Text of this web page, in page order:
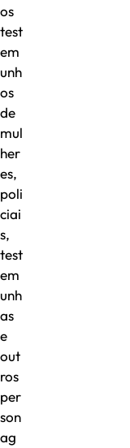
os
test
em
unh
os
de
mul
her
es,
poli
ciai
s,
test
em
unh
as
e
out
ros
per
son
ag